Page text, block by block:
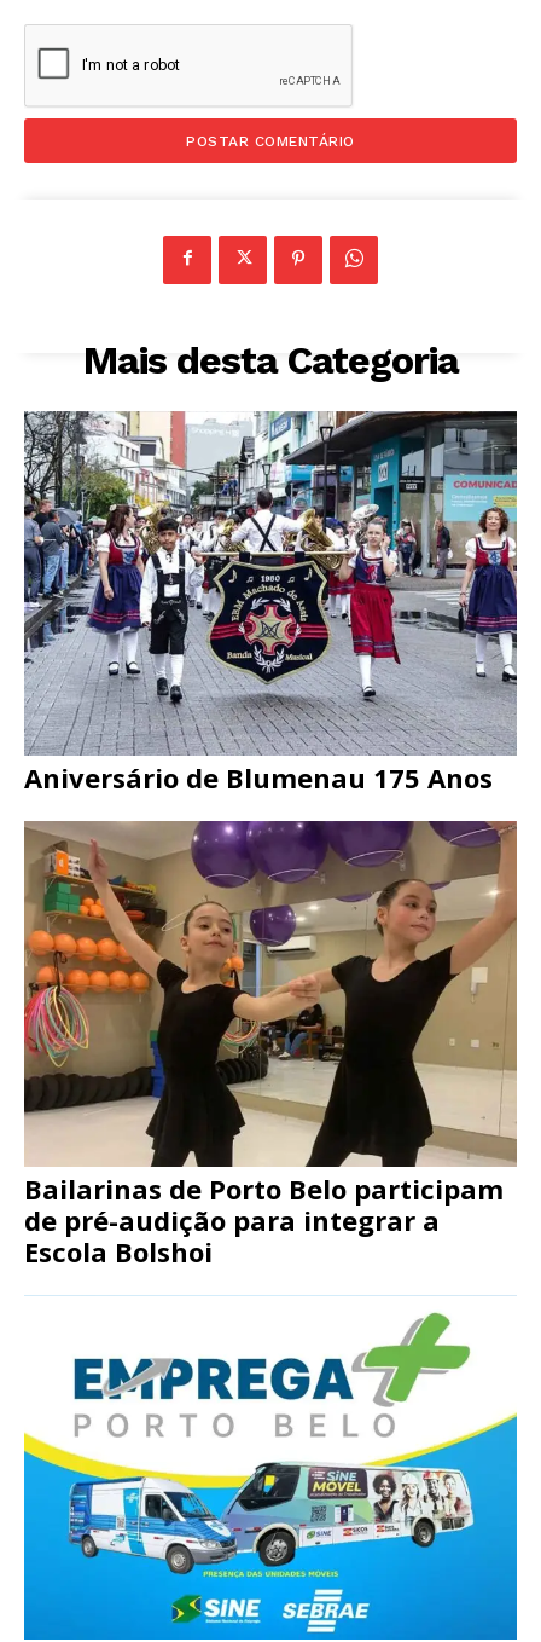
Mais desta Categoria
Aniversário de Blumenau 175 Anos
Bailarinas de Porto Belo participam
de pré-audição para integrar a
Escola Bolshoi